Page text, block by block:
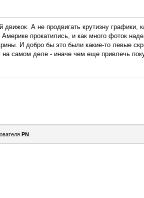
А не продвигать крутизну графики,
прокатились, и как много фоток
И добро бы это были какие-то левые
самом деле - иначе чем еще привлечь
PN